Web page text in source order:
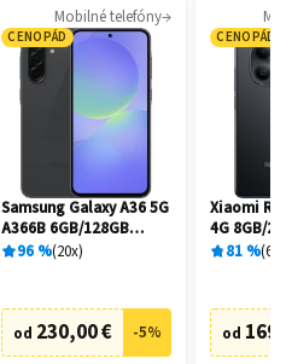
Mobilné telefóny
CENOPÁD
Samsung Galaxy A36 5G
A366B 6GB/128GB
Awesome Black
96% 20x
od 230,00 € -5%
CENOPÁD
Xiaomi
4G 8GB/
81% 6
od